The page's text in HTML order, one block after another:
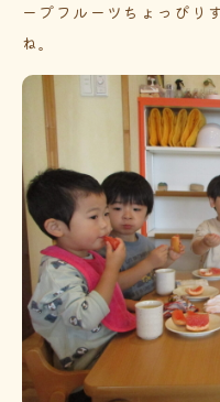
ープフルーツちょっぴり
ね。